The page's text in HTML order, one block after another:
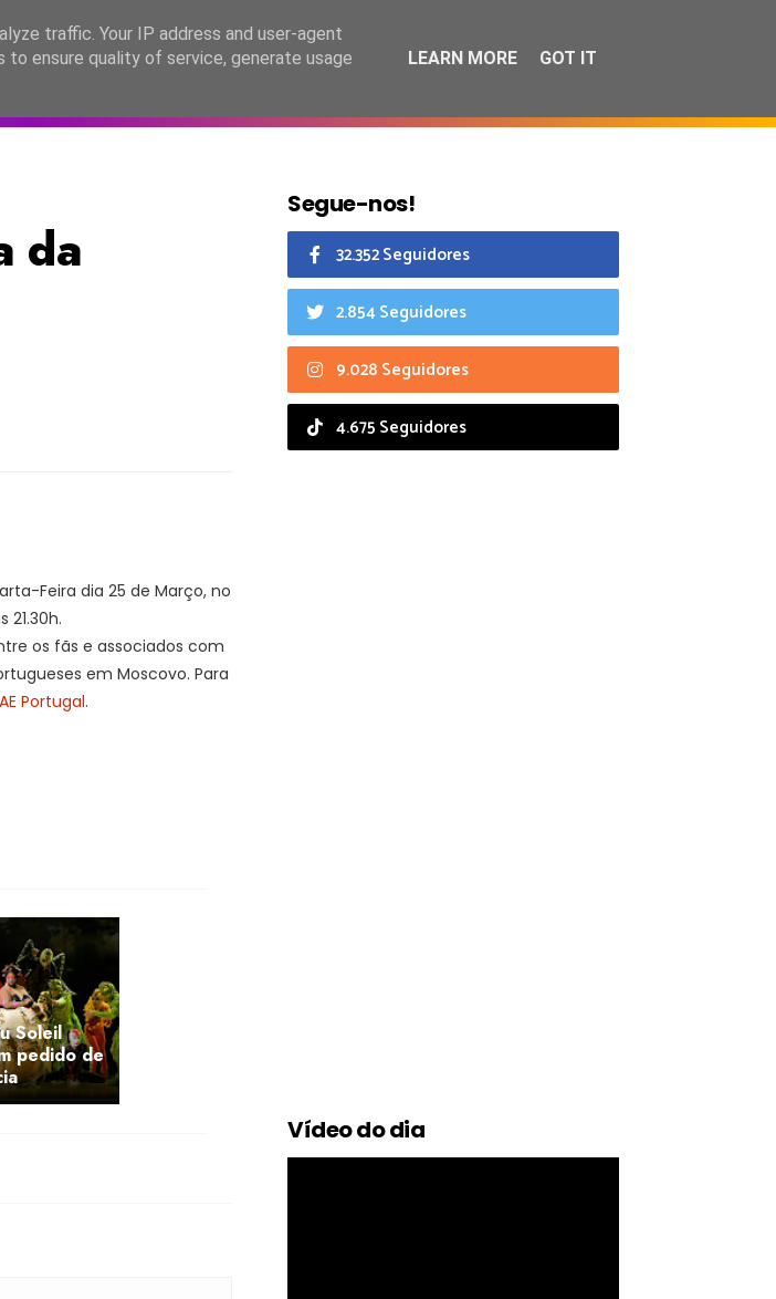
LANÇAMENTOS ESPECIAIS CALENDÁRIO
da
Feira dia 25 de Março, no
os fãs e associados com
em Moscovo. Para
Portugal.
Soleil
pedido de
Segue-nos!
32.352 Seguidores
2.854 Seguidores
9.028 Seguidores
4.675 Seguidores
Vídeo do dia
traffic. Your IP address and user-agent
ensure quality of service, generate usage
LEARN MORE GOT IT